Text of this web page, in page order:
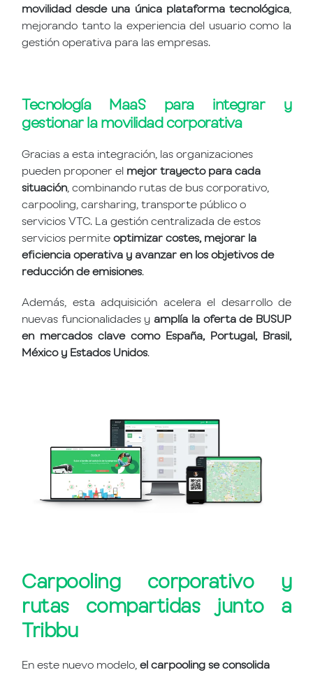
movilidad desde una única plataforma tecnológica,
mejorando tanto la experiencia del usuario como la
gestión operativa para las empresas.
Tecnología MaaS para integrar y
gestionar la movilidad corporativa
Gracias a esta integración, las organizaciones
pueden proponer el mejor trayecto para cada
situación, combinando rutas de bus corporativo,
carpooling, carsharing, transporte público o
servicios VTC. La gestión centralizada de estos
servicios permite optimizar costes, mejorar la
eficiencia operativa y avanzar en los objetivos de
reducción de emisiones.
Además, esta adquisición acelera el desarrollo de
nuevas funcionalidades y amplía la oferta de BUSUP
en mercados clave como España, Portugal, Brasil,
México y Estados Unidos.
Carpooling corporativo y
rutas compartidas junto a
Tribbu
En este nuevo modelo, el carpooling se consolida